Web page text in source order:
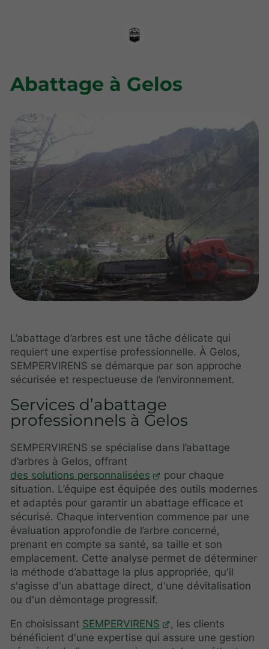
Abattage à Gelos
L’abattage d’arbres est une tâche délicate qui
requiert une expertise professionnelle. À Gelos,
SEMPERVIRENS se démarque par son approche
sécurisée et respectueuse de l’environnement.
Services d’abattage
professionnels à Gelos
SEMPERVIRENS se spécialise dans l’abattage
d’arbres à Gelos, offrant
des solutions personnalisées
pour chaque
situation. L’équipe est équipée des outils modernes
et adaptés pour garantir un abattage efficace et
sécurisé. Chaque intervention commence par une
évaluation approfondie de l’arbre concerné,
prenant en compte sa santé, sa taille et son
emplacement. Cette analyse permet de déterminer
la méthode d’abattage la plus appropriée, qu'il
s'agisse d'un abattage direct, d'une dévitalisation
ou d'un démontage progressif.
En choisissant SEMPERVIRENS
, les clients
bénéficient d'une expertise qui assure une gestion